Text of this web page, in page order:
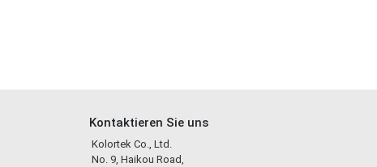
Kontaktieren Sie uns
Kolortek Co., Ltd.
No. 9, Haikou Road,